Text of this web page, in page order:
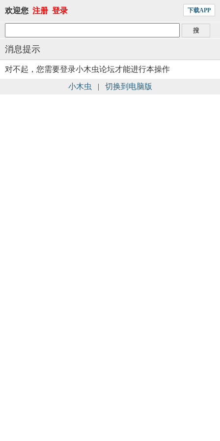
欢迎您 注册 登录 下载APP
消息提示
对不起，您需要登录小木虫论坛才能进行本操作
小木虫 | 切换到电脑版